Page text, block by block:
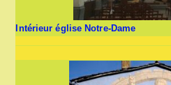
Intérieur église Notre-Dame